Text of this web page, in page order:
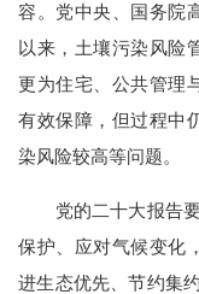
容。党中央、国务院
以来，土壤污染风险
更为住宅、公共管理
有效保障，但过程中
染风险较高等问题。
党的二十大报告要
保护、应对气候变化
进生态优先、节约集